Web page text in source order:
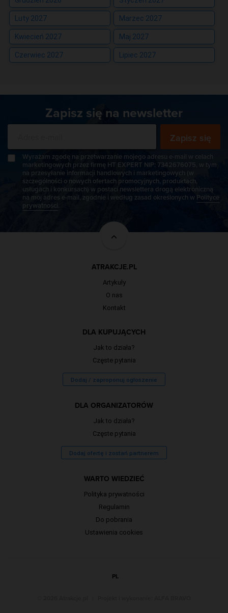
Luty 2027 Marzec 2027
Kwiecień 2027 Maj 2027
Czerwiec 2027 Lipiec 2027
Zapisz się na newsletter
Zapisz się
Wyrażam zgodę na przetwarzanie mojego adresu e-mail w celach
marketingowych przez firmę HT EXPERT NIP: 7342676075, w tym
na przesyłanie informacji handlowych i marketingowych (w
szczególności o nowych ofertach promocyjnych, produktach,
usługach i konkursach) w postaci newslettera drogą elektroniczną
na mój adres e-mail, zgodnie i według zasad określonych w Polityce
prywatności.
ATRAKCJE.PL
Artykuły
O nas
Kontakt
DLA KUPUJĄCYCH
Jak to działa?
Częste pytania
Dodaj / zaproponuj ogłoszenie
DLA ORGANIZATORÓW
Jak to działa?
Częste pytania
Dodaj ofertę i zostań partnerem
WARTO WIEDZIEĆ
Polityka prywatności
Regulamin
Do pobrania
Ustawienia cookies
PL